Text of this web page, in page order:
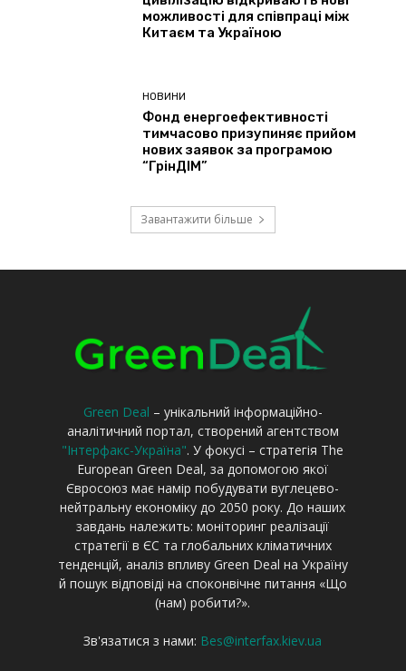
Green Deal – унікальний інформаційно-
аналітичний портал, створений агентством
"Інтерфакс-Україна". У фокусі – стратегія The
European Green Deal, за допомогою якої
Євросоюз має намір побудувати вуглецево-
нейтральну економіку до 2050 року. До наших
завдань належить: моніторинг реалізації
стратегії в ЄС та глобальних кліматичних
тенденцій, аналіз впливу Green Deal на Україну
й пошук відповіді на споконвічне питання «Що
(нам) робити?».
Зв'язатися з нами: Bes@interfax.kiev.ua